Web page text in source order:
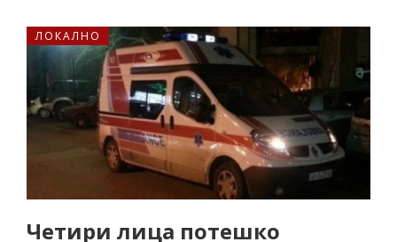
ЛОКАЛНО
Четири лица потешко